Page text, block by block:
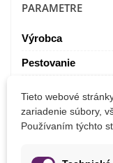
PARAMETRE
Výrobca
Pestovanie
MOHLI BYSTE EŠTE
Tieto webové
zariadenie súbory,
Používaním týchto